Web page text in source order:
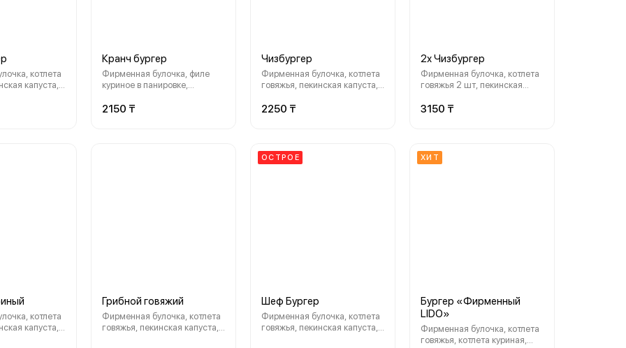
котлета
капуста,
ранч, соус
Кранч бургер
Фирменная булочка, филе
куриное в панировке,
корнишоны, красный лук, сыр
2150 ₸
Чизбургер
Фирменная булочка, котлета
говяжья, пекинская капуста,
Моцарелла, соус ранч, соус
2250 ₸
2х Чизбургер
Фирменная булочка, котлета
говяжья 2 шт, пекинская
лук, сыр Моцарелла, соус
3150 ₸
котлета
капуста,
Грибной говяжий
Фирменная булочка, котлета
говяжья, пекинская капуста,
ОСТРОЕ
Шеф Бургер
Фирменная булочка, котлета
говяжья, пекинская капуста,
ХИТ
Бургер «Фирменный
LIDO»
Фирменная булочка, котлета
говяжья, котлета куриная,